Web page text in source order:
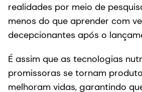
realidades por meio de
menos do que aprender com
decepcionantes após o
É assim que as tecnologias
promissoras se tornam
melhoram vidas, garantindo